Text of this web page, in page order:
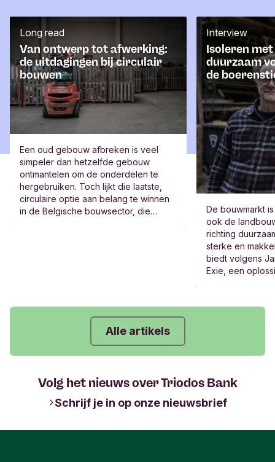
Van ontwerp tot afwerking:
de uitdagingen bij circulair
bouwen
Long read
Een oud gebouw afbreken is veel
simpeler dan hetzelfde gebouw
ontmantelen om de onderdelen te
hergebruiken. Toch lijkt die laatste,
circulaire optie aan belang te winnen
in de Belgische bouwsector, die
Isoleren
duurzaam
de
Interview
De bouwmarkt
ook de
richting
sterke en
biedt volgens
Exie, een
Alle artikels
Volg het nieuws over Triodos Bank
Schrijf je in op onze nieuwsbrief